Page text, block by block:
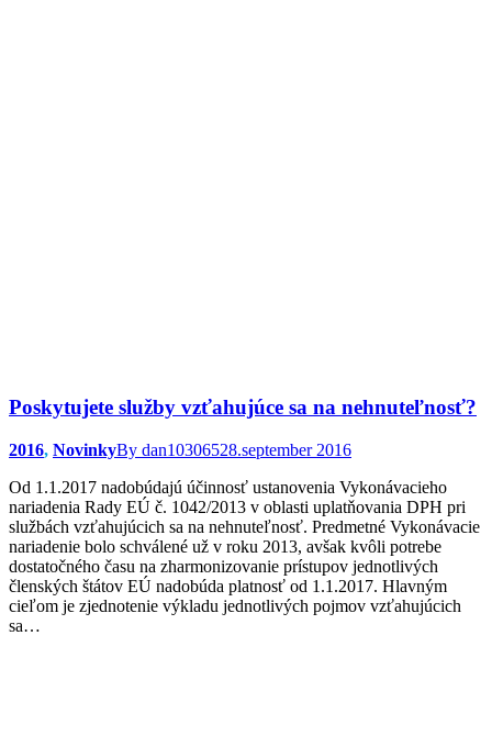
Poskytujete služby vzťahujúce sa na nehnuteľnosť?
2016, NovinkyBy dan10306528.september 2016
Od 1.1.2017 nadobúdajú účinnosť ustanovenia Vykonávacieho
nariadenia Rady EÚ č. 1042/2013 v oblasti uplatňovania DPH pri
službách vzťahujúcich sa na nehnuteľnosť. Predmetné Vykonávacie
nariadenie bolo schválené už v roku 2013, avšak kvôli potrebe
dostatočného času na zharmonizovanie prístupov jednotlivých
členských štátov EÚ nadobúda platnosť od 1.1.2017. Hlavným
cieľom je zjednotenie výkladu jednotlivých pojmov vzťahujúcich
sa…